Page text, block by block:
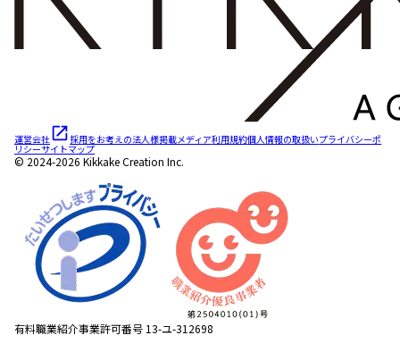
運営会社 採用をお考えの法人様掲載メディア利用規約個人情報の取扱いプライバシーポ
リシーサイトマップ
© 2024-2026 Kikkake Creation Inc.
有料職業紹介事業許可番号 13-ユ-312698